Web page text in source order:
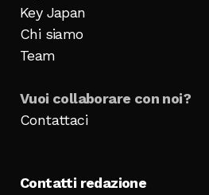
Key Japan
Chi siamo
Team
Vuoi collaborare con noi?
Contattaci
Contatti redazione